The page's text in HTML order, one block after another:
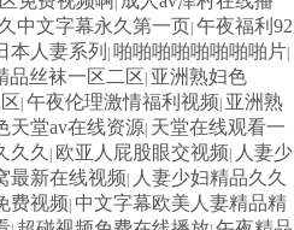
中文字幕永久第一页| 午夜福利92
本人妻系列 | 啪啪啪啪啪啪啪啪片|
品丝袜一区二区| 亚洲熟妇色
| 午夜伦理激情福利视频| 亚洲熟
天堂av在线资源| 天堂在线观看一
久久 | 欧亚人屁股眼交视频| 人妻少
最新在线视频| 人妻少妇精品久久
费视频| 中文字幕欧美人妻精品精